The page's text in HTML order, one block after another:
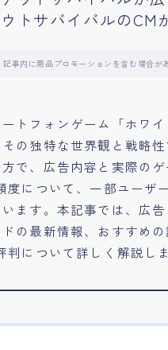
トサバイバルのCM
記事内に商品プロモーションを含む場合が
トフォンゲーム「ホワ
の独特な世界観と戦略
で、広告内容と実際の
度について、一部ユーザ
ます。本記事では、広告
の最新情報、おすすめ
判について詳しく解説しま